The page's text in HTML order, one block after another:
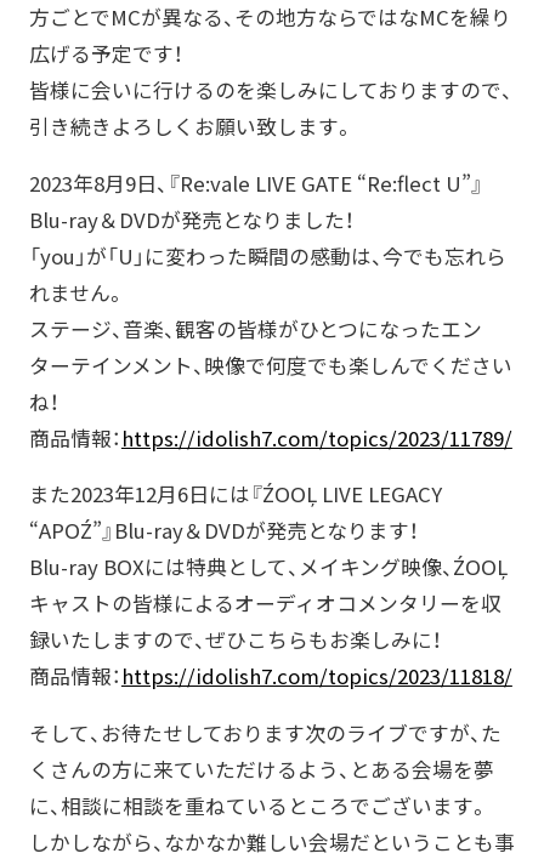
方ごとでMCが異なる、その地方ならではなMCを繰り
広げる予定です！
皆様に会いに行けるのを楽しみにしておりますので、
引き続きよろしくお願い致します。
2023年8月9日、『Re:vale LIVE GATE “Re:flect U”』
Blu-ray＆DVDが発売となりました！
「you」が「U」に変わった瞬間の感動は、今でも忘れら
れません。
ステージ、音楽、観客の皆様がひとつになったエン
ターテインメント、映像で何度でも楽しんでください
ね！
商品情報： https://idolish7.com/topics/2023/11789/
また2023年12月6日には『ŹOOĻ LIVE LEGACY
“APOŹ”』Blu-ray＆DVDが発売となります！
Blu-ray BOXには特典として、メイキング映像、ŹOOĻ
キャストの皆様によるオーディオコメンタリーを収
録いたしますので、ぜひこちらもお楽しみに！
商品情報： https://idolish7.com/topics/2023/11818/
そして、お待たせしております次のライブですが、た
くさんの方に来ていただけるよう、とある会場を夢
に、相談に相談を重ねているところでございます。
しかしながら、なかなか難しい会場だということも事